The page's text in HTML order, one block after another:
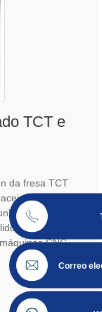
TCT e
da fresa TCT
antes de
fresa afiada no
foi feita con
CNC
Correo